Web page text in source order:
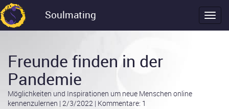
Soulmating
Freunde finden in der
Pandemie
Möglichkeiten und Inspirationen um neue Menschen online
kennenzulernen | 2/3/2022 | Kommentare: 1